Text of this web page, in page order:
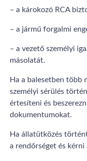
– a károkozó RCA
– a jármű forgalmi
– a vezető személyi
másolatát.
Ha a balesetben több
személyi sérülés
értesíteni és
dokumentumokat.
Ha állatütközés
a rendőrséget és